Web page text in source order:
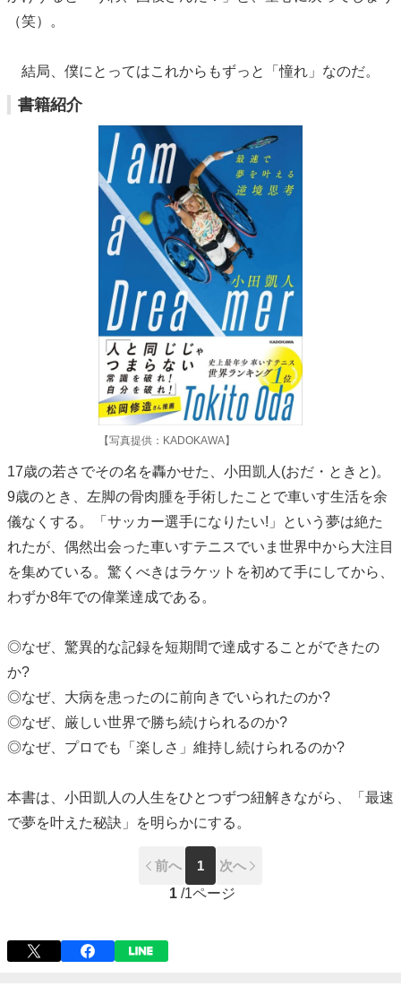
（笑）。
結局、僕にとってはこれからもずっと「憧れ」なのだ。
書籍紹介
【写真提供：KADOKAWA】
17歳の若さでその名を轟かせた、小田凱人(おだ・ときと)。
9歳のとき、左脚の骨肉腫を手術したことで車いす生活を余
儀なくする。「サッカー選手になりたい!」という夢は絶た
れたが、偶然出会った車いすテニスでいま世界中から大注目
を集めている。驚くべきはラケットを初めて手にしてから、
わずか8年での偉業達成である。
◎なぜ、驚異的な記録を短期間で達成することができたの
か?
◎なぜ、大病を患ったのに前向きでいられたのか?
◎なぜ、厳しい世界で勝ち続けられるのか?
◎なぜ、プロでも「楽しさ」維持し続けられるのか?
本書は、小田凱人の人生をひとつずつ紐解きながら、「最速
で夢を叶えた秘訣」を明らかにする。
前へ 1
次へ
1 /1ページ